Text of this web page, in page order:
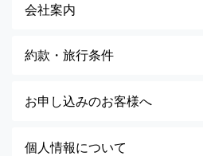
会社案内
約款・旅行条件
お申し込みのお客様へ
個人情報について